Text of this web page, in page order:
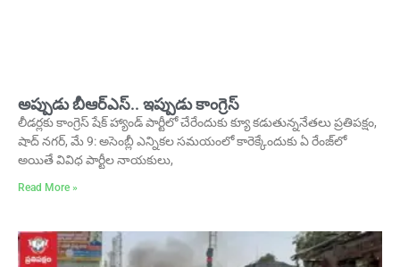
అప్పుడు బీఆర్ఎస్.. ఇప్పుడు కాంగ్రెస్
లీడర్లకు కాంగ్రెస్ షేక్‌ హ్యాండ్ పార్టీలో చేరేందుకు క్యూ కడుతున్ననేతలు ప్రతిపక్షం,
షాద్ నగర్, మే 9: అసెంబ్లీ ఎన్నికల సమయంలో కారెక్కేందుకు ఏ రేంజ్‌లో
అయితే వివిధ పార్టీల నాయకులు,
Read More »